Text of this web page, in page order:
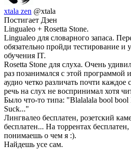
xtala zen @xtala
Постигает Дзен
Lingualeo + Rosetta Stone.
Lingualeo для словарного запаса.
обязательно пройди тестирование и
обучения IT.
Rosetta Stone для слуха. Очень
раз позанимался с этой программой
аудио четко различать почти
речь на слух не воспринимал хотя
Было что-то типа: "Blalalala bool
Suck..."
Лингвалео бесплатен, розетский
бесплатен... На торрентах
понимаешь о чем я :).
Найдешь усе сам.